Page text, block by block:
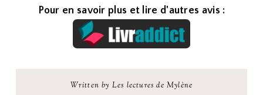
Pour en savoir plus et lire d'autres avis :
Written by Les lectures de Mylène